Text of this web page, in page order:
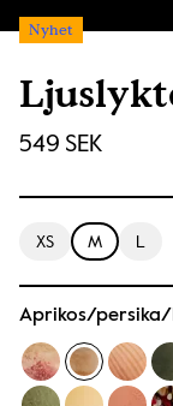
Nyhet
549 SEK
XS M L
Aprikos/